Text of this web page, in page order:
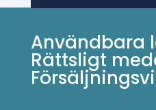
Användbara
Rättsligt